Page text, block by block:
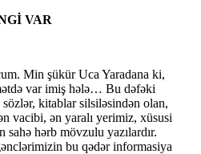
VAR
Min şükür Uca Yaradana ki,
var imiş hələ… Bu dəfəki
kitablar silsiləsindən olan,
vacibi, ən yaralı yerimiz, xüsusi
sahə hərb mövzulu yazılardır.
bu qədər informasiya